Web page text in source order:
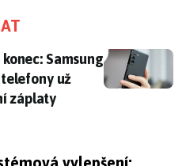
konec: Samsung uzavírá
Samsung
už
záplaty